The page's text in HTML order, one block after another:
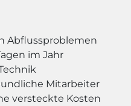
Abflussproblemen
im Jahr
Mitarbeiter
versteckte Kosten